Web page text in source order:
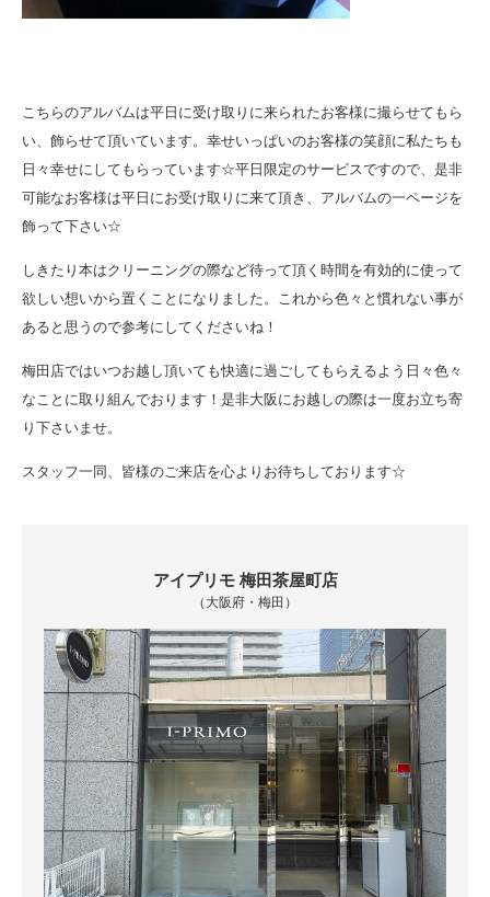
こちらのアルバムは平日に受け取りに来られたお客様に撮らせてもら
い、飾らせて頂いています。幸せいっぱいのお客様の笑顔に私たちも
日々幸せにしてもらっています☆平日限定のサービスですので、是非
可能なお客様は平日にお受け取りに来て頂き、アルバムの一ページを
飾って下さい☆
しきたり本はクリーニングの際など待って頂く時間を有効的に使って
欲しい想いから置くことになりました。これから色々と慣れない事が
あると思うので参考にしてくださいね！
梅田店ではいつお越し頂いても快適に過ごしてもらえるよう日々色々
なことに取り組んでおります！是非大阪にお越しの際は一度お立ち寄
り下さいませ。
スタッフ一同、皆様のご来店を心よりお待ちしております☆
アイプリモ 梅田茶屋町店
（大阪府・梅田）